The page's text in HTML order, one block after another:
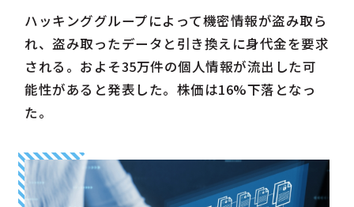
ハッキンググループによって機密情報が盗み取ら
れ、盗み取ったデータと引き換えに身代金を要求
される。およそ35万件の個人情報が流出した可
能性があると発表した。株価は16%下落となっ
た。